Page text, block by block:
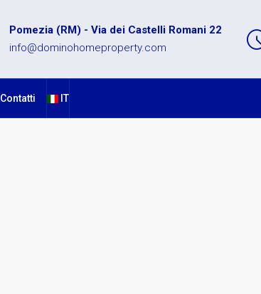
Pomezia (RM) - Via dei Castelli Romani 22
info@dominohomeproperty.com
Contatti IT